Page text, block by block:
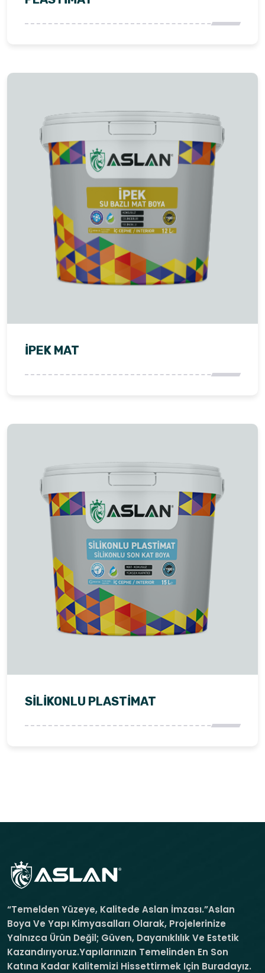
İPEK MAT
SILIKONLU PLASTIMAT
“Temelden Yüzeye, Kalitede Aslan İmzası.”Aslan
Boya Ve Yapı Kimyasalları Olarak, Projelerinize
Yalnızca Ürün Değil; Güven, Dayanıklılık Ve Estetik
Kazandırıyoruz.Yapılarınızın Temelinden En Son
Katına Kadar Kalitemizi Hissettirmek Için Buradayız.